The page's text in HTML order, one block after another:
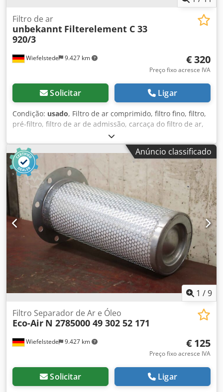
Wiefelstede 9.427 km
Filtro de ar
unbekannt Filterelement C 33
920/3
€ 320
Preço fixo acresce IVA
Solicitar Ligar
Condição: usado, Filtro de ar comprimido, filtro fino, filtro,
pré-filtro, filtro de ar de admissão, carcaça do filtro de ar,
carcaça do filtro de ar, filtro de ar do gerador -Filtro de ar:
com elemento filtrante -Filtro tipo: C 33 920/3 -Dimensões:
735/445/H730 mm Dsdpfx Ash Ra Hysf Eswa -Peso: 34 kg
Anúncio classificado
1 /9
Wiefelstede 9.427 km
Filtro Separador de Ar e Óleo
Eco-Air N 2785000 49 302 52 171
€ 125
Preço fixo acresce IVA
Solicitar Ligar